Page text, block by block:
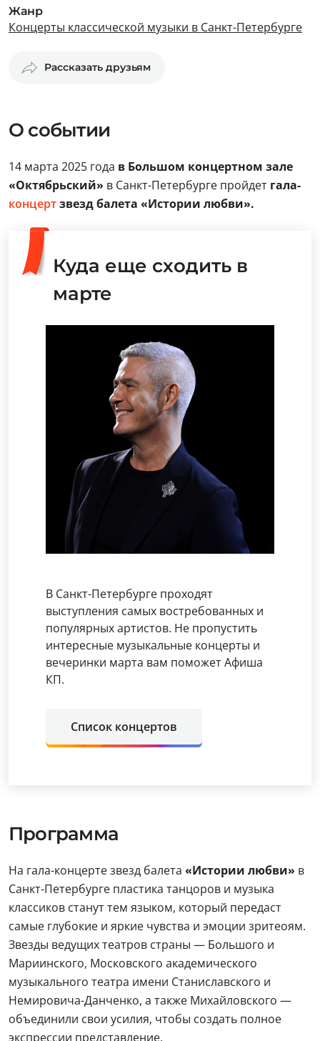
Жанр
Концерты классической музыки в Санкт-Петербурге
Рассказать друзьям
О событии
14 марта 2025 года в Большом концертном зале
«Октябрьский» в Санкт-Петербурге пройдет гала-
концертзвезд балета «Истории любви».
Куда еще сходить в
марте
В Санкт-Петербурге проходят
выступления самых востребованных и
популярных артистов. Не пропустить
интересные музыкальные концерты и
вечеринки марта вам поможет Афиша
КП.
Список концертов
Программа
На гала-концерте звезд балета «Истории любви» в
Санкт-Петербурге пластика танцоров и музыка
классиков станут тем языком, который передаст
самые глубокие и яркие чувства и эмоции зритеоям.
Звезды ведущих театров страны — Большого и
Мариинского, Московского академического
музыкального театра имени Станиславского и
Немировича-Данченко, а также Михайловского —
объединили свои усилия, чтобы создать полное
экспрессии представление.